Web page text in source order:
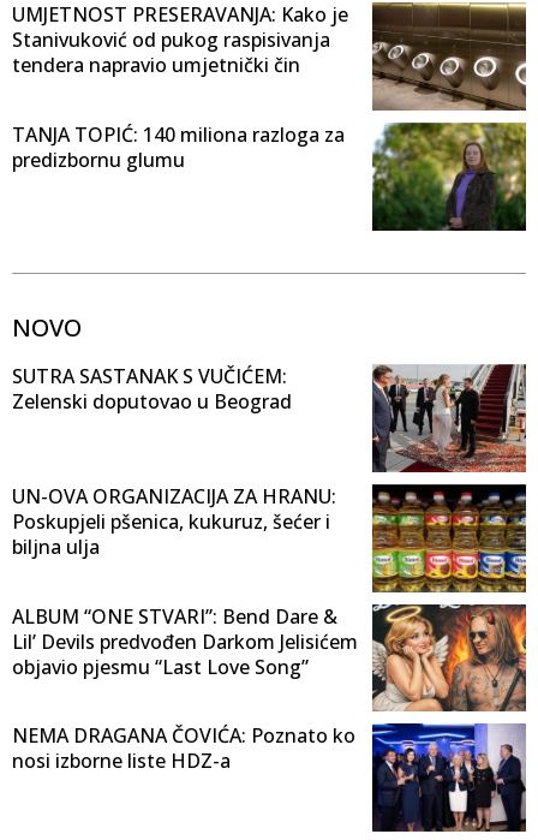
UMJETNOST PRESERAVANJA: Kako je
Stanivuković od pukog raspisivanja
tendera napravio umjetnički čin
TANJA TOPIĆ: 140 miliona razloga za
predizbornu glumu
NOVO
SUTRA SASTANAK S VUČIĆEM:
Zelenski doputovao u Beograd
UN-OVA ORGANIZACIJA ZA HRANU:
Poskupjeli pšenica, kukuruz, šećer i
biljna ulja
ALBUM “ONE STVARI”: Bend Dare &
Lil’ Devils predvođen Darkom Jelisićem
objavio pjesmu “Last Love Song”
NEMA DRAGANA ČOVIĆA: Poznato ko
nosi izborne liste HDZ-a